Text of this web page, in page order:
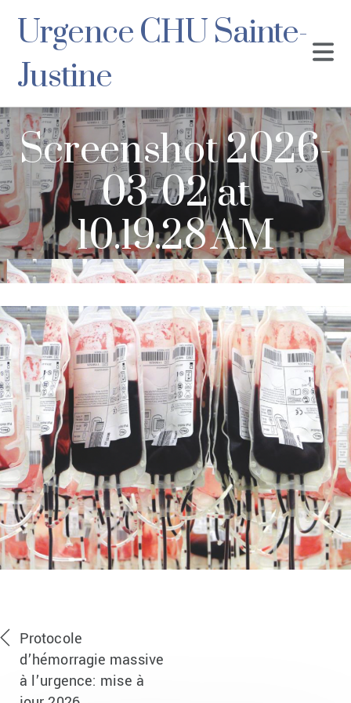
Urgence CHU Sainte-
Justine
Screenshot 2026-
03-02 at
10.19.28 AM
Protocole
d’hémorragie massive
à l’urgence: mise à